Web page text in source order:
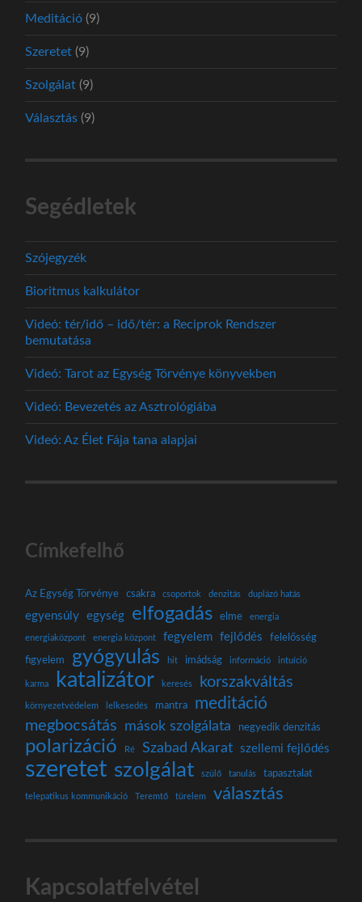
Meditáció (9)
Szeretet (9)
Szolgálat (9)
Választás (9)
Segédletek
Szójegyzék
Bioritmus kalkulátor
Videó: tér/idő – idő/tér: a Reciprok Rendszer
bemutatása
Videó: Tarot az Egység Törvénye könyvekben
Videó: Bevezetés az Asztrológiába
Videó: Az Élet Fája tana alapjai
Címkefelhő
Az Egység Törvénye csakra csoportok denzitás duplázó hatás
egyensúly egység elfogadás elme energia
energiaközpont energia központ fegyelem fejlődés
felelősség
figyelem
gyógyulás hit imádság információ intuíció
karma katalizátor keresés korszakváltás
környezetvédelem lelkesedés mantra meditáció
megbocsátás mások szolgálata negyedik denzitás
polarizáció Ré Szabad Akarat szellemi fejlődés
szeretet szolgálat szülő tanulás tapasztalat
telepatikus kommunikáció Teremtő türelem választás
Kapcsolatfelvétel